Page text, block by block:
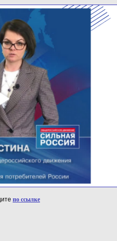
по ссылке